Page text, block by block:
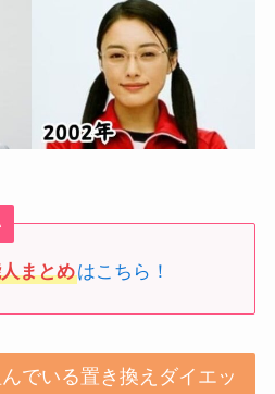
まとめはこちら！
でいる置き換えダイエッ